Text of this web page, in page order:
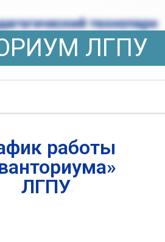
ЛГПУ
работы
ЛГПУ